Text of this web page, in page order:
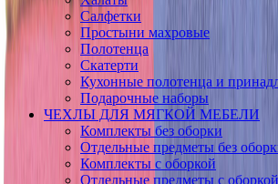
Салфетки
Простыни махровые
Полотенца
Скатерти
Кухонные полотенца и
Подарочные наборы
ЧЕХЛЫ ДЛЯ МЯГКОЙ МЕБЕЛИ
Комплекты без оборки
Отдельные предметы без
Комплекты с оборкой
Отдельные предметы с оборкой